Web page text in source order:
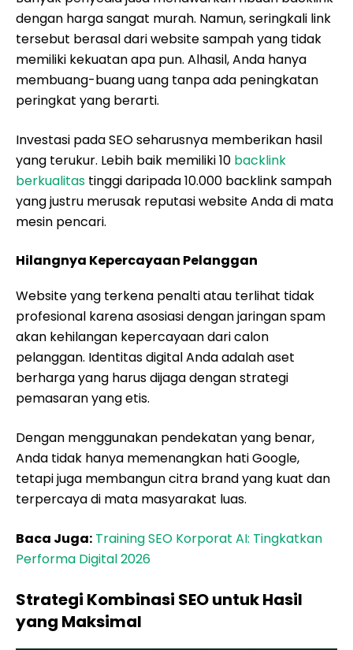
dengan harga sangat murah. Namun, seringkali link
tersebut berasal dari website sampah yang tidak
memiliki kekuatan apa pun. Alhasil, Anda hanya
membuang-buang uang tanpa ada peningkatan
peringkat yang berarti.
Investasi pada SEO seharusnya memberikan hasil
yang terukur. Lebih baik memiliki 10 backlink
berkualitas tinggi daripada 10.000 backlink sampah
yang justru merusak reputasi website Anda di mata
mesin pencari.
Hilangnya Kepercayaan Pelanggan
Website yang terkena penalti atau terlihat tidak
profesional karena asosiasi dengan jaringan spam
akan kehilangan kepercayaan dari calon
pelanggan. Identitas digital Anda adalah aset
berharga yang harus dijaga dengan strategi
pemasaran yang etis.
Dengan menggunakan pendekatan yang benar,
Anda tidak hanya memenangkan hati Google,
tetapi juga membangun citra brand yang kuat dan
terpercaya di mata masyarakat luas.
Baca Juga: Training SEO Korporat AI: Tingkatkan
Performa Digital 2026
Strategi Kombinasi SEO untuk Hasil
yang Maksimal